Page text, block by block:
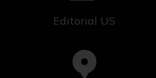
Editorial US